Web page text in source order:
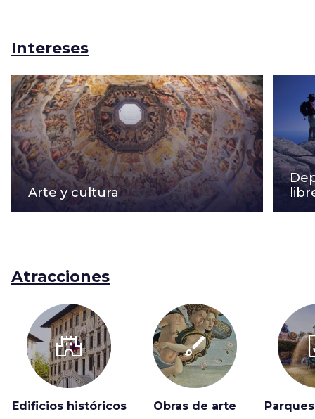
Intereses
Arte y cultura
Atracciones
castle
Edificios históricos
brush
Obras de arte